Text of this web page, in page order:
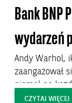
Bank BNP
wydarzeń
Andy Warhol,
zaangażował
niemal na
bohaterem
CZYTAJ WIĘCEJ